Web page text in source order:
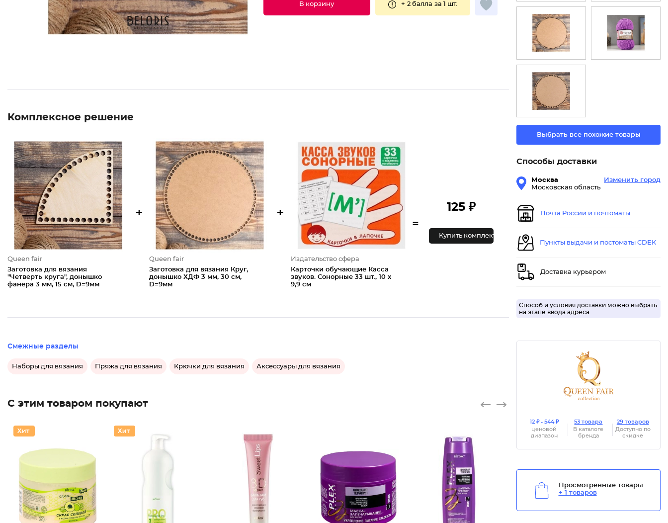
В корзину + 2 балла за 1 шт.
Комплексное решение
Queen fair
Заготовка для вязания
"Четверть круга", донышко
фанера 3 мм, 15 см, D=9мм
+
Queen fair
Заготовка для вязания Круг,
донышко ХДФ 3 мм, 30 см,
D=9мм
+
Издательство сфера
Карточки обучающие Касса
звуков. Сонорные 33 шт., 10 х
9,9 см
=
125 ₽
Купить комплект
Смежные разделы
Наборы для вязания Пряжа для вязания Крючки для вязания Аксессуары для вязания
С этим товаром покупают
Выбрать все похожие товары
Способы доставки
Москва
Московская область
Изменить город
Почта России и почтоматы
Пункты выдачи и постоматы CDEK
Доставка курьером
Способ и условия доставки можно выбрать
на этапе ввода адреса
12 ₽ - 544 ₽
ценовой
диапазон
53 товара
В каталоге
бренда
29 товаров
Доступно по
скидке
Просмотренные товары
+ 1 товаров